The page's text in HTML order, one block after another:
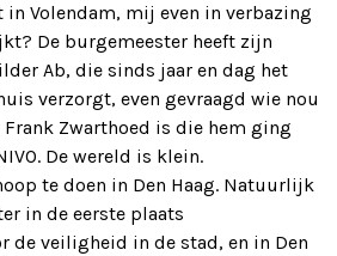
in Volendam, mij even in verbazing
De burgemeester heeft zijn
Ab, die sinds jaar en dag het
verzorgt, even gevraagd wie nou
Zwarthoed is die hem ging
De wereld is klein.
te doen in Den Haag. Natuurlijk
in de eerste plaats
de veiligheid in de stad, en in Den